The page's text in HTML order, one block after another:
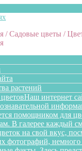
/ Садовые цветы /
растений
Наш интернет
помощником для
В галерее каждый
на свой вкус,
фотографий,